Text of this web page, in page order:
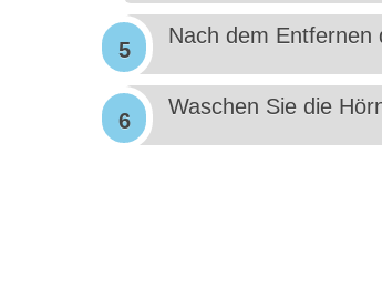
Nach dem Entfernen
Waschen Sie die